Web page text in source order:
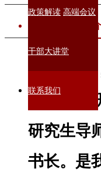
政策解读 高端会议
干部大讲堂
联系我们
庄贵阳简介
庄贵阳
副所长、
研究生导
书长。是